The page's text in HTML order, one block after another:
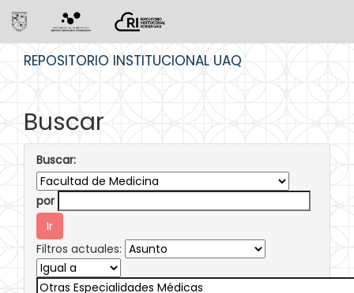
REPOSITORIO INSTITUCIONAL UAQ
Buscar
Buscar:
por
Filtros actuales: